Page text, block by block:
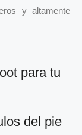
y altamente
para tu
del pie